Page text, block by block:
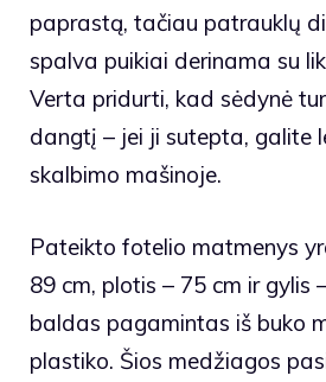
paprastą, tačiau patrauklų
spalva puikiai derinama su
Verta pridurti, kad sėdynė
dangtį – jei ji sutepta, galite
skalbimo mašinoje.
Pateikto fotelio matmenys
89 cm, plotis – 75 cm ir gylis
baldas pagamintas iš buko
plastiko. Šios medžiagos